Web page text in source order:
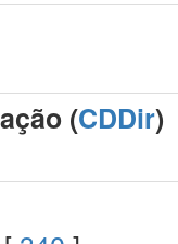
(CDDir)